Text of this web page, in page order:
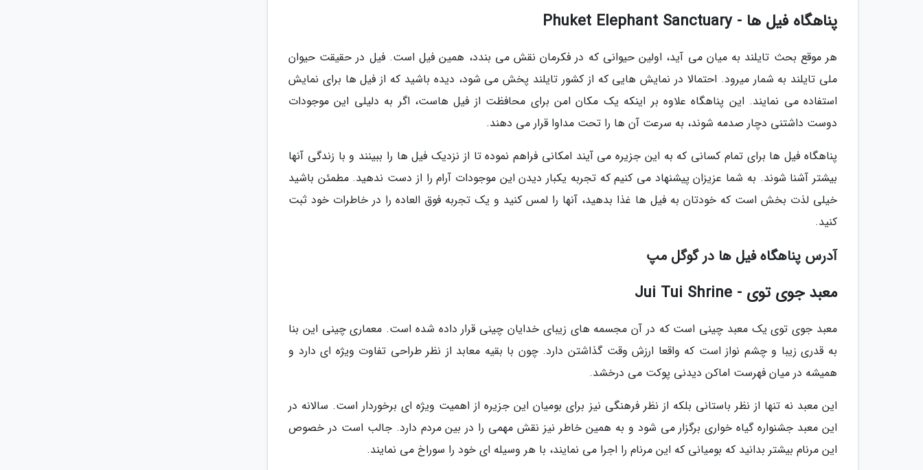
پناهگاه فیل ها - Phuket Elephant Sanctuary
هر موقع بحث تایلند به میان می آید، اولین حیوانی که در فکرمان نقش می بندد، همین فیل است. فیل در حقیقت حیوان
ملی تایلند به شمار میرود. احتمالا در نمایش هایی که از کشور تایلند پخش می شود، دیده باشید که از فیل ها برای نمایش
استفاده می نمایند. این پناهگاه علاوه بر اینکه یک مکان امن برای محافظت از فیل هاست، اگر به دلیلی این موجودات
دوست داشتنی دچار صدمه شوند، به سرعت آن ها را تحت مداوا قرار می دهند.
پناهگاه فیل ها برای تمام کسانی که به این جزیره می آیند امکانی فراهم نموده تا از نزدیک فیل ها را ببینند و با زندگی آنها
بیشتر آشنا شوند. به شما عزیزان پیشنهاد می کنیم که تجربه یکبار دیدن این موجودات آرام را از دست ندهید. مطمئن باشید
خیلی لذت بخش است که خودتان به فیل ها غذا بدهید، آنها را لمس کنید و یک تجربه فوق العاده را در خاطرات خود ثبت
کنید.
آدرس پناهگاه فیل ها در گوگل مپ
معبد جوی توی - Jui Tui Shrine
معبد جوی توی یک معبد چینی است که در آن مجسمه های زیبای خدایان چینی قرار داده شده است. معماری چینی این بنا
به قدری زیبا و چشم نواز است که واقعا ارزش وقت گذاشتن دارد. چون با بقیه معابد از نظر طراحی تفاوت ویژه ای دارد و
همیشه در میان فهرست اماکن دیدنی پوکت می درخشد.
این معبد نه تنها از نظر باستانی بلکه از نظر فرهنگی نیز برای بومیان این جزیره از اهمیت ویژه ای برخوردار است. سالانه در
این معبد جشنواره گیاه خواری برگزار می شود و به همین خاطر نیز نقش مهمی را در بین مردم دارد. جالب است در خصوص
این مرنام بیشتر بدانید که بومیانی که این مرنام را اجرا می نمایند، با هر وسیله ای خود را سوراخ می نمایند.